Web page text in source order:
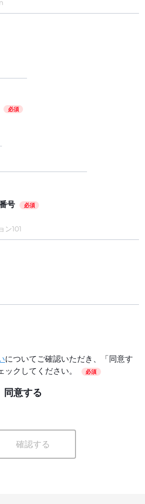
必須
号 必須
についてご確認いただき、「同意す
ックしてください。
必須
同意する
確認する